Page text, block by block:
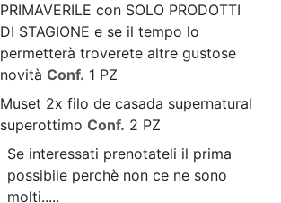
PRIMAVERILE con SOLO PRODOTTI
DI STAGIONE e se il tempo lo
permetterà troverete altre gustose
novità Conf. 1 PZ
Muset 2x filo de casada supernatural
superottimo Conf. 2 PZ
Se interessati prenotateli il prima
possibile perchè non ce ne sono
molti.....